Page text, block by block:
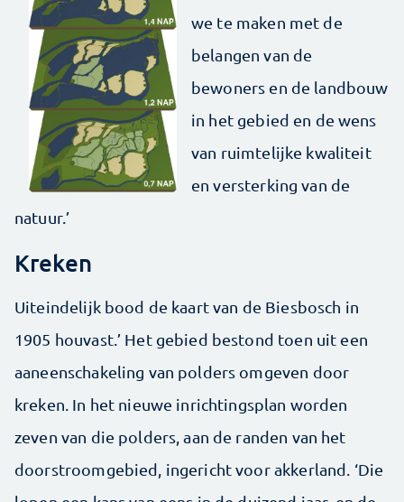
we te maken met de
belangen van de
bewoners en de landbouw
in het gebied en de wens
van ruimtelijke kwaliteit
en versterking van de
natuur.’
Kreken
Uiteindelijk bood de kaart van de Biesbosch in
1905 houvast.’ Het gebied bestond toen uit een
aaneenschakeling van polders omgeven door
kreken. In het nieuwe inrichtingsplan worden
zeven van die polders, aan de randen van het
doorstroomgebied, ingericht voor akkerland. ‘Die